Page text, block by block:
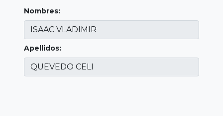
Nombres:
Apellidos: